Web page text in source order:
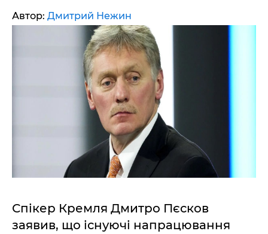
Автор: Дмитрий Нежин
Спікер Кремля Дмитро Пєсков
заявив, що існуючі напрацювання